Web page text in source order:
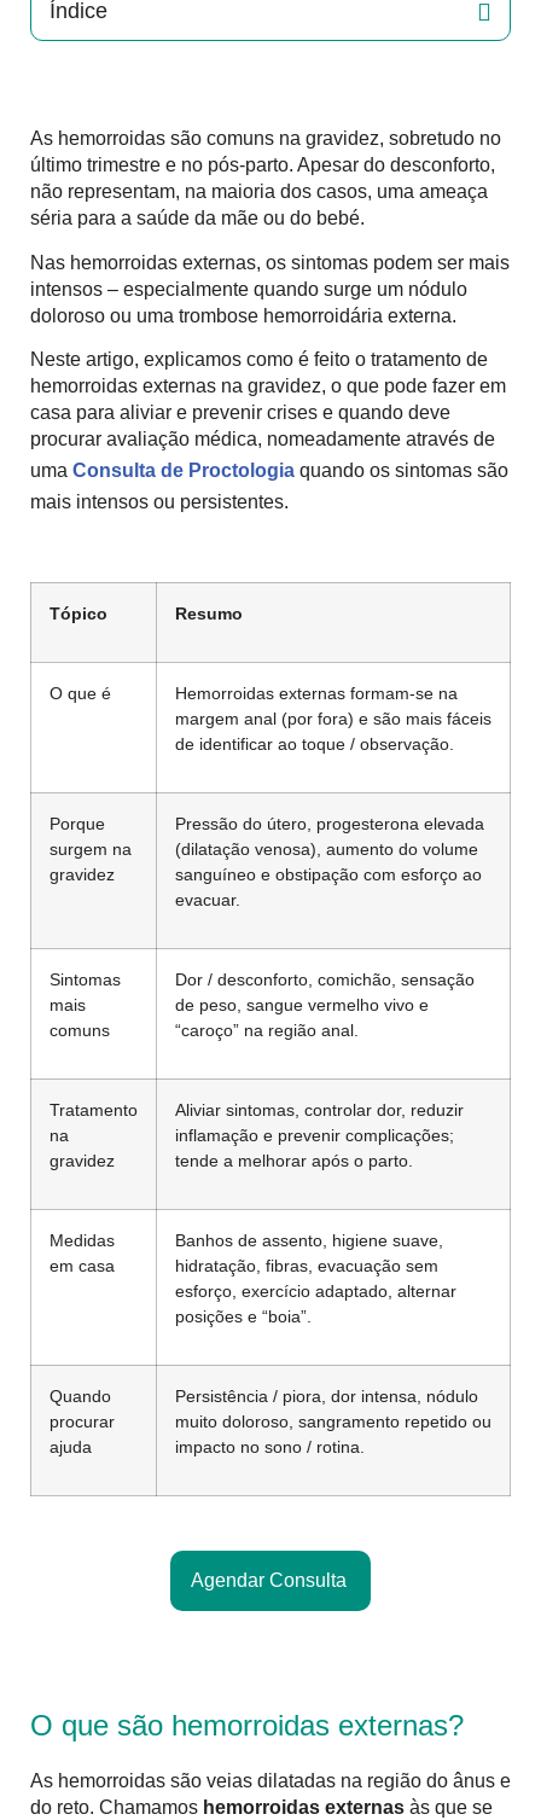
Índice
As hemorroidas são comuns na gravidez, sobretudo no
último trimestre e no pós-parto. Apesar do desconforto,
não representam, na maioria dos casos, uma ameaça
séria para a saúde da mãe ou do bebé.
Nas hemorroidas externas, os sintomas podem ser mais
intensos – especialmente quando surge um nódulo
doloroso ou uma trombose hemorroidária externa.
Neste artigo, explicamos como é feito o tratamento de
hemorroidas externas na gravidez, o que pode fazer em
casa para aliviar e prevenir crises e quando deve
procurar avaliação médica, nomeadamente através de
uma Consulta de Proctologia quando os sintomas são
mais intensos ou persistentes.
Tópico Resumo
O que é
Hemorroidas externas formam-se na
margem anal (por fora) e são mais fáceis
de identificar ao toque / observação.
Porque
surgem na
gravidez
Pressão do útero, progesterona elevada
(dilatação venosa), aumento do volume
sanguíneo e obstipação com esforço ao
evacuar.
Sintomas
mais
comuns
Dor / desconforto, comichão, sensação
de peso, sangue vermelho vivo e
“caroço” na região anal.
Tratamento
na
gravidez
Aliviar sintomas, controlar dor, reduzir
inflamação e prevenir complicações;
tende a melhorar após o parto.
Medidas
em casa
Banhos de assento, higiene suave,
hidratação, fibras, evacuação sem
esforço, exercício adaptado, alternar
posições e “boia”.
Quando
procurar
ajuda
Persistência / piora, dor intensa, nódulo
muito doloroso, sangramento repetido ou
impacto no sono / rotina.
Agendar Consulta
O que são hemorroidas externas?
As hemorroidas são veias dilatadas na região do ânus e
do reto. Chamamos hemorroidas externas às que se